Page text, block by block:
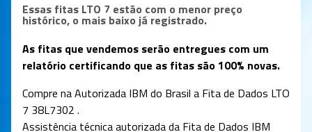
Essas fitas LTO 7 estão com o menor preço
histórico, o mais baixo já registrado.
As fitas que vendemos serão entregues com um
relatório certificando que as fitas são 100% novas.
Compre na Autorizada IBM do Brasil a Fita de Dados LTO
7 38L7302 .
Assistência técnica autorizada da Fita de Dados IBM